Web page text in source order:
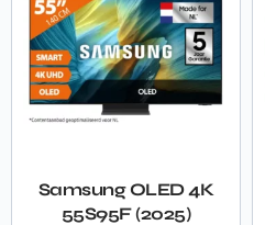
Samsung OLED 4K
55S95F (2025)